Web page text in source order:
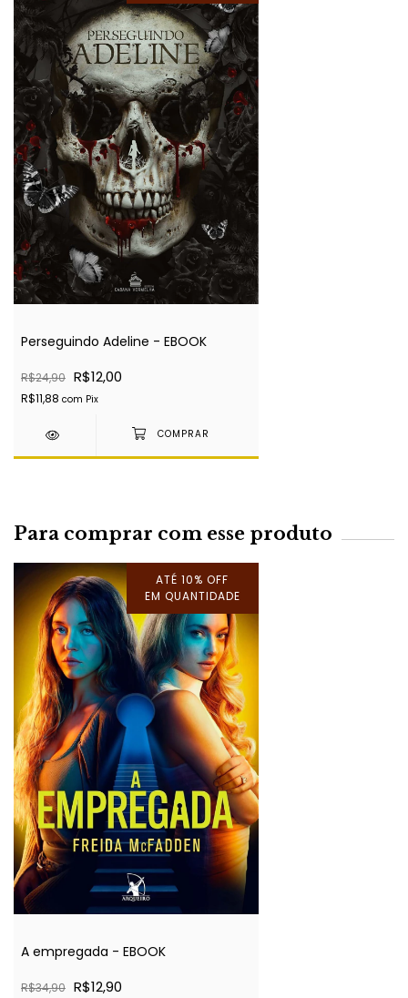
Perseguindo Adeline - EBOOK
R$24,90 R$12,00
R$11,88 com Pix
Para comprar com esse produto
ATÉ 10% OFF
EM QUANTIDADE
A empregada - EBOOK
R$34,90 R$12,90